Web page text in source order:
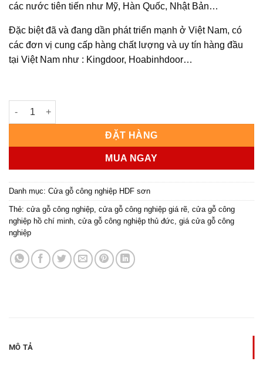
các nước tiên tiến như Mỹ, Hàn Quốc, Nhật Bản…
Đặc biệt đã và đang dần phát triển mạnh ở Việt Nam, có
các đơn vị cung cấp hàng chất lượng và uy tín hàng đầu
tại Việt Nam như : Kingdoor, Hoabinhdoor…
CỬA GỖ CÔNG NGHIỆP HDF KD.1G-C13 số lượng
ĐẶT HÀNG
MUA NGAY
Danh mục: Cửa gỗ công nghiệp HDF sơn
Thẻ: cửa gỗ công nghiệp cửa gỗ công nghiệp giá rẽ cửa gỗ công
nghiệp hồ chí minh cửa gỗ công nghiệp thủ đức giá cửa gỗ công
nghiệp
MÔ TẢ